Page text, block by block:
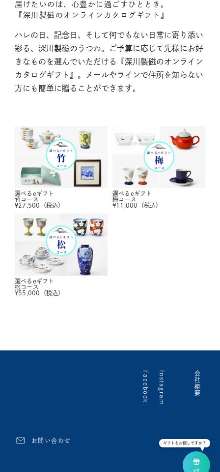
届けたいのは、心豊かに過ごすひととき。
『深川製磁のオンラインカタログギフト』
ハレの日、記念日、そして何でもない日常に寄り添い
彩る、深川製磁のうつわ。ご予算に応じて先様にお好
きなものを選んでいただける『深川製磁のオンライン
カタログギフト』。メールやラインで住所を知らない
方にも簡単に贈ることができます。
選べるeギフト
竹コース
¥27,500 （税込）
選べるeギフト
梅コース
¥11,000 （税込）
選べるeギフト
松コース
¥55,000 （税込）
会社概要
Instagram
Facebook
お問い合わせ
eギ
ギフトをお探しですか？